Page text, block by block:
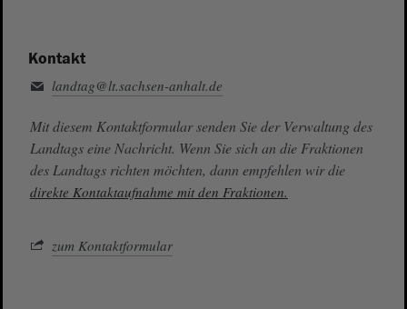
Kontakt
landtag@lt.sachsen-anhalt.de
Mit diesem Kontaktformular senden Sie der Verwaltung des
Landtags eine Nachricht. Wenn Sie sich an die Fraktionen
des Landtags richten möchten, dann empfehlen wir die
direkte Kontaktaufnahme mit den Fraktionen.
zum Kontaktformular